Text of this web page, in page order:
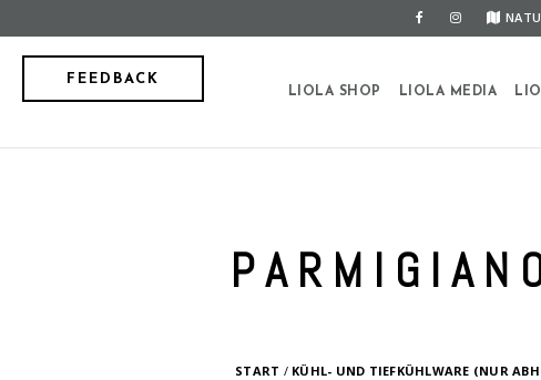
FEEDBACK
LIOLA SHOP LIOLA MEDIA
START / KÜHL- UND TIEFKÜHLWARE (NUR